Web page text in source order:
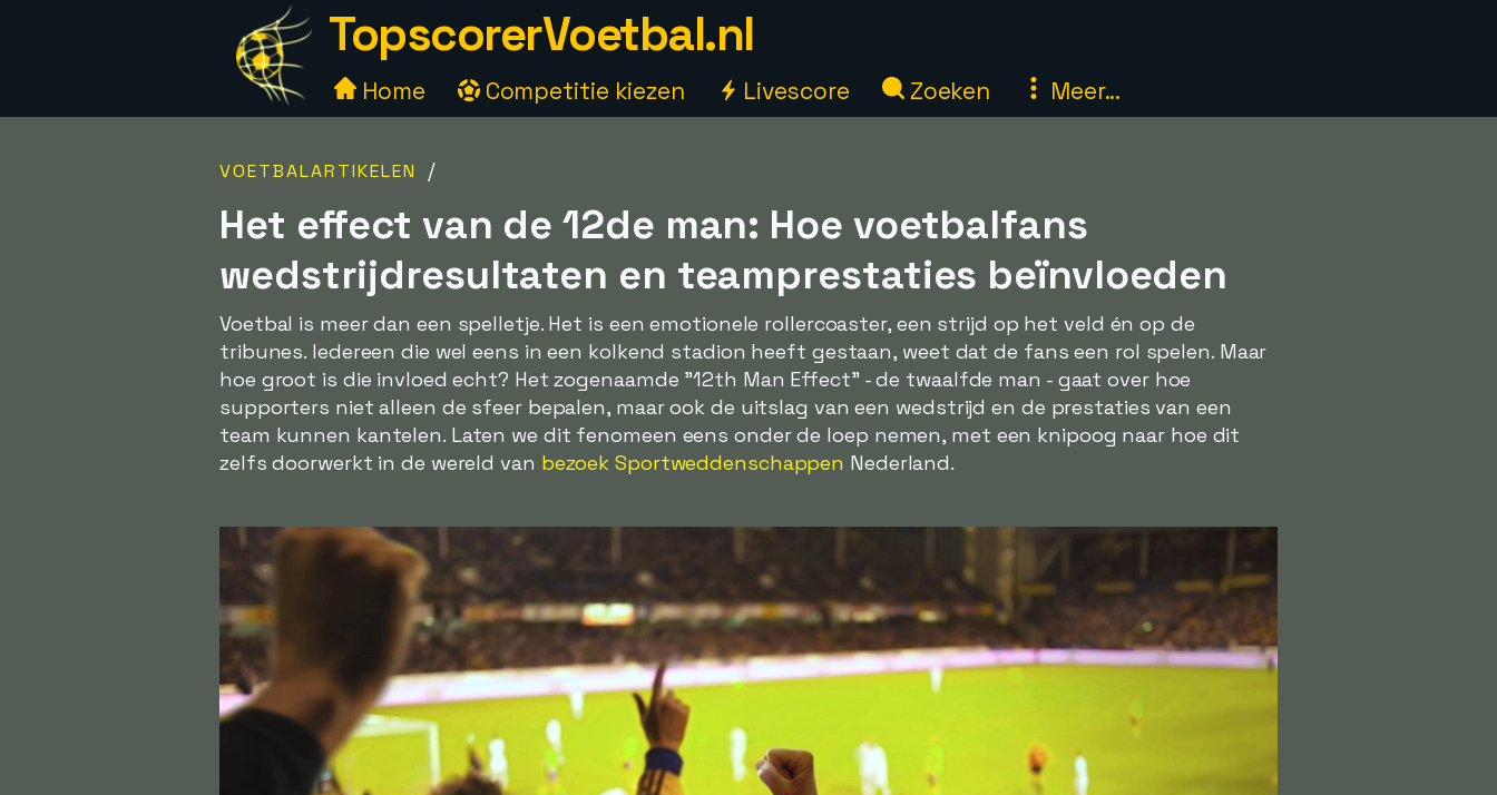
TopscorerVoetbal.nl
Home Competitie kiezen Livescore Zoeken Meer...
VOETBALARTIKELEN /
Het effect van de 12de man: Hoe voetbalfans
wedstrijdresultaten en teamprestaties beïnvloeden
Voetbal is meer dan een spelletje. Het is een emotionele rollercoaster, een strijd op het veld én op de
tribunes. Iedereen die wel eens in een kolkend stadion heeft gestaan, weet dat de fans een rol spelen. Maar
hoe groot is die invloed echt? Het zogenaamde "12th Man Effect" - de twaalfde man - gaat over hoe
supporters niet alleen de sfeer bepalen, maar ook de uitslag van een wedstrijd en de prestaties van een
team kunnen kantelen. Laten we dit fenomeen eens onder de loep nemen, met een knipoog naar hoe dit
zelfs doorwerkt in de wereld van bezoek Sportweddenschappen Nederland.